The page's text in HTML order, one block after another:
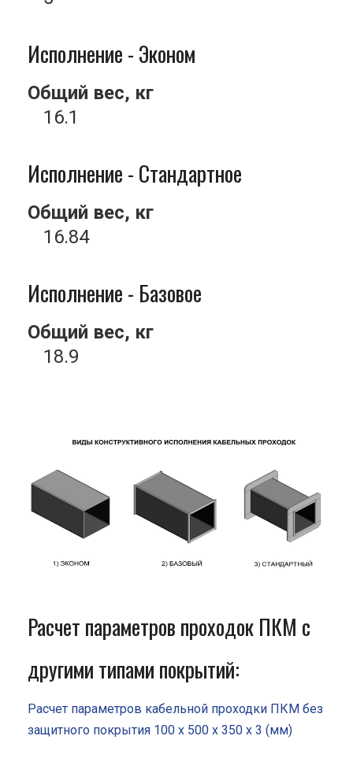
Исполнение - Эконом
Общий вес, кг
16.1
Исполнение - Стандартное
Общий вес, кг
16.84
Исполнение - Базовое
Общий вес, кг
18.9
Расчет параметров проходок ПКМ с
другими типами покрытий:
Расчет параметров кабельной проходки ПКМ без
защитного покрытия 100 x 500 x 350 x 3 (мм)